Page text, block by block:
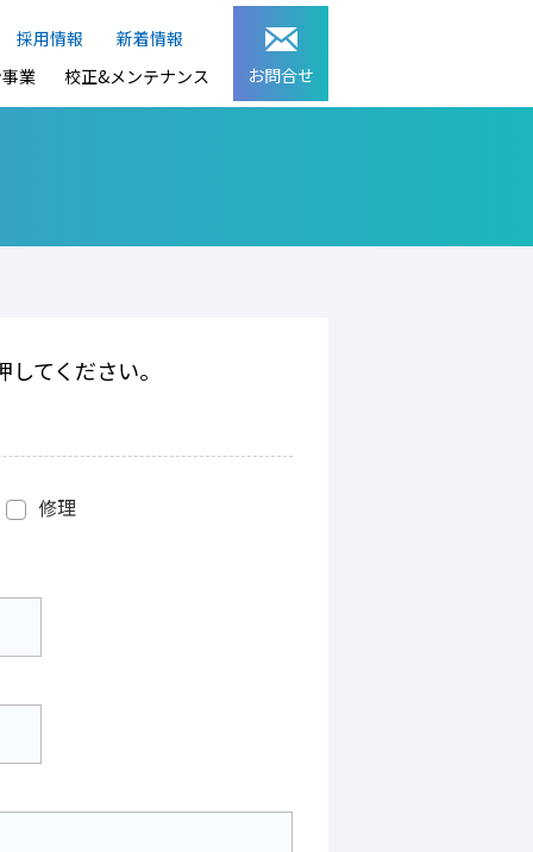
お問合せ
採用情報
新着情報
業 校正&メンテナンス
てください。
修理